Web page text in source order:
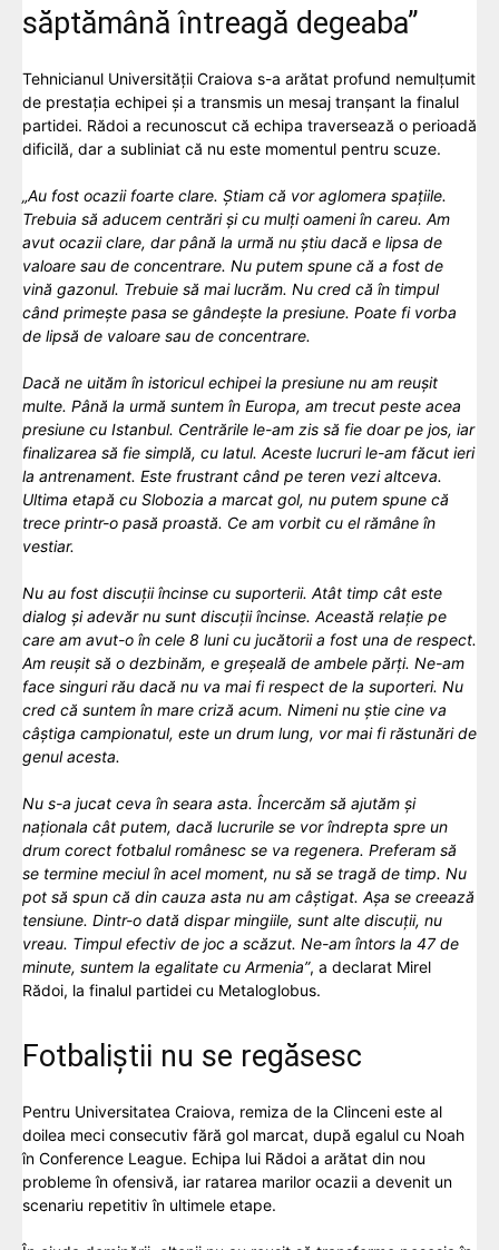
săptămână întreagă degeaba”
Tehnicianul Universității Craiova s-a arătat profund nemulțumit
de prestația echipei și a transmis un mesaj tranșant la finalul
partidei. Rădoi a recunoscut că echipa traversează o perioadă
dificilă, dar a subliniat că nu este momentul pentru scuze.
„Au fost ocazii foarte clare. Știam că vor aglomera spațiile.
Trebuia să aducem centrări și cu mulți oameni în careu. Am
avut ocazii clare, dar până la urmă nu știu dacă e lipsa de
valoare sau de concentrare. Nu putem spune că a fost de
vină gazonul. Trebuie să mai lucrăm. Nu cred că în timpul
când primește pasa se gândește la presiune. Poate fi vorba
de lipsă de valoare sau de concentrare.
Dacă ne uităm în istoricul echipei la presiune nu am reușit
multe. Până la urmă suntem în Europa, am trecut peste acea
presiune cu Istanbul. Centrările le-am zis să fie doar pe jos, iar
finalizarea să fie simplă, cu latul. Aceste lucruri le-am făcut ieri
la antrenament. Este frustrant când pe teren vezi altceva.
Ultima etapă cu Slobozia a marcat gol, nu putem spune că
trece printr-o pasă proastă. Ce am vorbit cu el rămâne în
vestiar.
Nu au fost discuții încinse cu suporterii. Atât timp cât este
dialog și adevăr nu sunt discuții încinse. Această relație pe
care am avut-o în cele 8 luni cu jucătorii a fost una de respect.
Am reușit să o dezbinăm, e greșeală de ambele părți. Ne-am
face singuri rău dacă nu va mai fi respect de la suporteri. Nu
cred că suntem în mare criză acum. Nimeni nu știe cine va
câștiga campionatul, este un drum lung, vor mai fi răstunări de
genul acesta.
Nu s-a jucat ceva în seara asta. Încercăm să ajutăm și
naționala cât putem, dacă lucrurile se vor îndrepta spre un
drum corect fotbalul românesc se va regenera. Preferam să
se termine meciul în acel moment, nu să se tragă de timp. Nu
pot să spun că din cauza asta nu am câștigat. Așa se creează
tensiune. Dintr-o dată dispar mingiile, sunt alte discuții, nu
vreau. Timpul efectiv de joc a scăzut. Ne-am întors la 47 de
minute, suntem la egalitate cu Armenia”, a declarat Mirel
Rădoi, la finalul partidei cu Metaloglobus.
Fotbaliștii nu se regăsesc
Pentru Universitatea Craiova, remiza de la Clinceni este al
doilea meci consecutiv fără gol marcat, după egalul cu Noah
în Conference League. Echipa lui Rădoi a arătat din nou
probleme în ofensivă, iar ratarea marilor ocazii a devenit un
scenariu repetitiv în ultimele etape.